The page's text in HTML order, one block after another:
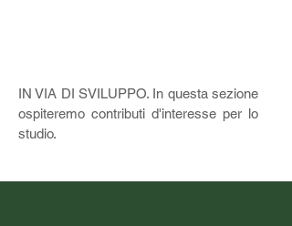
IN VIA DI SVILUPPO. In questa sezione
ospiteremo contributi d'interesse per lo
studio.